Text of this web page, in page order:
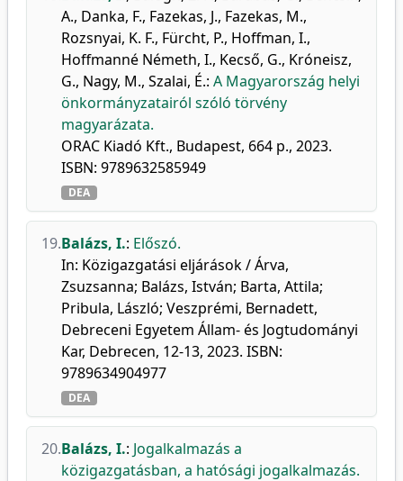
A., Danka, F., Fazekas, J., Fazekas, M.,
Rozsnyai, K. F., Fürcht, P., Hoffman, I.,
Hoffmanné Németh, I., Kecső, G., Króneisz,
G., Nagy, M., Szalai, É.: A Magyarország helyi
önkormányzatairól szóló törvény
magyarázata.
ORAC Kiadó Kft., Budapest, 664 p., 2023.
ISBN: 9789632585949
DEA
19.Balázs, I.: Előszó.
In: Közigazgatási eljárások / Árva,
Zsuzsanna; Balázs, István; Barta, Attila;
Pribula, László; Veszprémi, Bernadett,
Debreceni Egyetem Állam- és Jogtudományi
Kar, Debrecen, 12-13, 2023. ISBN:
9789634904977
DEA
20.Balázs, I.: Jogalkalmazás a
közigazgatásban, a hatósági jogalkalmazás.